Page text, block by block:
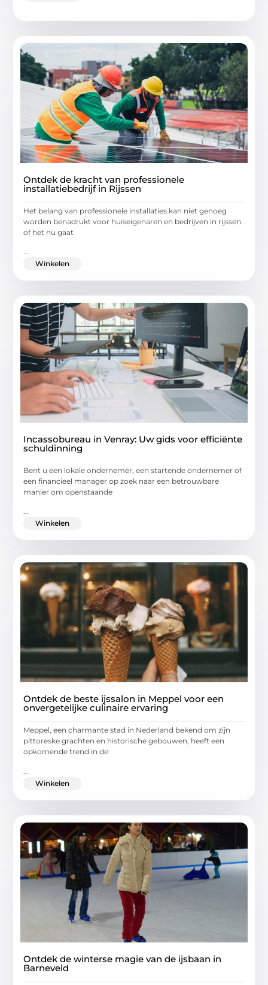
Ontdek de kracht van professionele
installatiebedrijf in Rijssen
Het belang van professionele installaties kan niet genoeg
worden benadrukt voor huiseigenaren en bedrijven in rijssen.
of het nu gaat
...
Winkelen
Incassobureau in Venray: Uw gids voor efficiënte
schuldinning
Bent u een lokale ondernemer, een startende ondernemer of
een financieel manager op zoek naar een betrouwbare
manier om openstaande
...
Winkelen
Ontdek de beste ijssalon in Meppel voor een
onvergetelijke culinaire ervaring
Meppel, een charmante stad in Nederland bekend om zijn
pittoreske grachten en historische gebouwen, heeft een
opkomende trend in de
Winkelen
Ontdek de winterse magie van de ijsbaan in
Barneveld